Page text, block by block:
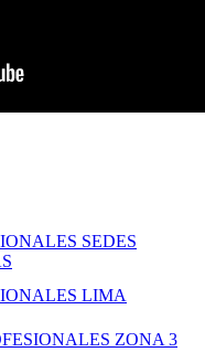
SEDES
LIMA
ZONA 3